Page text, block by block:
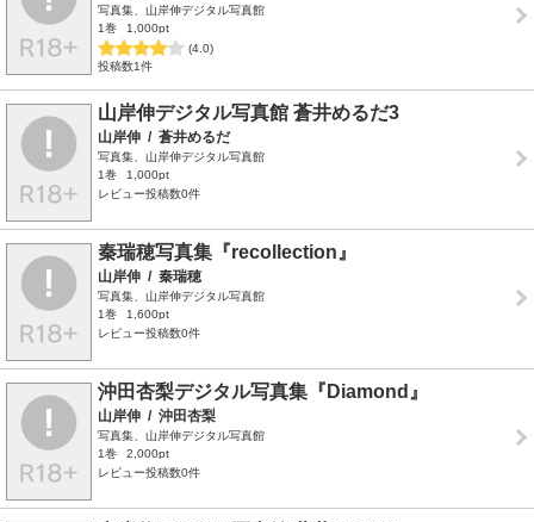
写真集、山岸伸デジタル写真館
1巻
1,000pt
(4.0)
投稿数1件
山岸伸デジタル写真館 蒼井めるだ3
山岸伸 / 蒼井めるだ
写真集、山岸伸デジタル写真館
1巻
1,000pt
レビュー投稿数0件
秦瑞穂写真集『recollection』
山岸伸 / 秦瑞穂
写真集、山岸伸デジタル写真館
1巻
1,600pt
レビュー投稿数0件
沖田杏梨デジタル写真集『Diamond』
山岸伸 / 沖田杏梨
写真集、山岸伸デジタル写真館
1巻
2,000pt
レビュー投稿数0件